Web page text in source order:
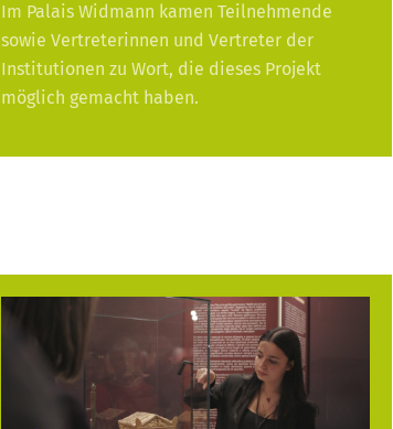
Im Palais Widmann kamen Teilnehmende
sowie Vertreterinnen und Vertreter der
Institutionen zu Wort, die dieses Projekt
möglich gemacht haben.